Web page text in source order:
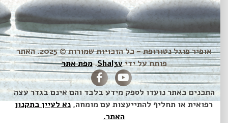
אופיר פוגל נטורופת – כל הזכויות שמורות © 2025. האתר
פותח על ידיShal3v
.מפת אתר
התכנים באתר נועדו לספק מידע בלבד והם אינם בגדר עצה
רפואית או תחליף להתייעצות עם מומחה,נא לעיין בתקנון
האתר.